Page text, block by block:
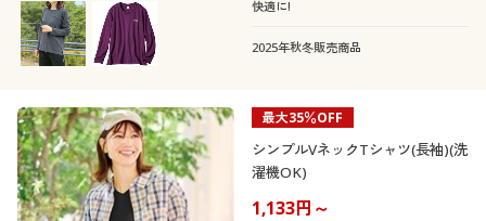
快適に!
2025年秋冬販売商品
最大35％OFF
シンプルVネックTシャツ(長袖)(洗
濯機OK)
1,133円～